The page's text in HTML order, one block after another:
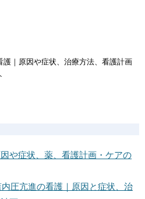
護｜原因や症状、治療方法、看護計画
や症状、薬、看護計画・ケアの
内圧亢進の看護｜原因と症状、治